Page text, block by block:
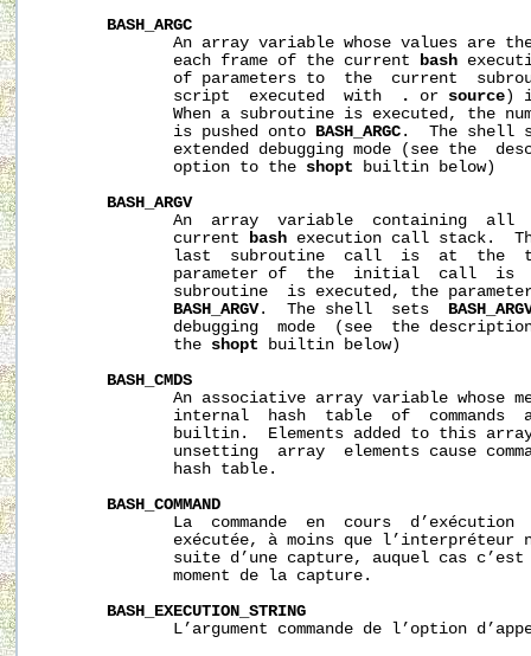
BASH_ARGC
An array variable whose values are
              each frame of the current
bash
of parameters to  the  current
              script  executed  with
. or source)
When a subroutine is executed, the
              is pushed onto
BASH_ARGC .  The shell
extended debugging mode (see the
              option to the
shopt builtin below)
BASH_ARGV
An  array  variable  containing  all
              current
bash execution call stack.
last  subroutine  call  is  at  the
parameter of  the  initial  call  is
subroutine  is executed, the
BASH_ARGV.  The shell  sets
debugging  mode  (see  the
              the
shopt builtin below)
BASH_CMDS
An associative array variable whose
internal  hash  table  of  commands
builtin.  Elements added to this
unsetting  array  elements cause
              hash table.
BASH_COMMAND
La  commande  en  cours  d’exécution
exécutée, à moins que l’interpréteur
suite d’une capture, auquel cas
              moment de la capture.
BASH_EXECUTION_STRING
L’argument commande de l’option